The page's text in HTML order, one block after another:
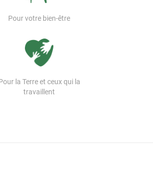
Pour votre bien-être
la Terre et ceux qui la
travaillent